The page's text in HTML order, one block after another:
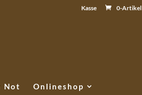
Kasse 0-Artikel
Not Onlineshop